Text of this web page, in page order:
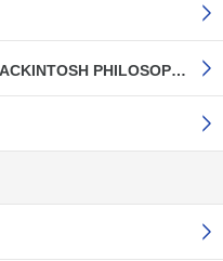
マッキントッシュフィロソフィー (MACKINTOSH PHILOSOPHY)